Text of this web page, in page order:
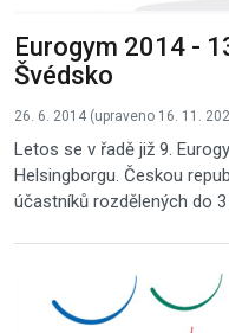
Eurogym 2014 -
Švédsko
26. 6. 2014 (upraveno 16. 11.
Letos se v řadě již 9.
Helsingborgu. Českou
účastníků rozdělených do